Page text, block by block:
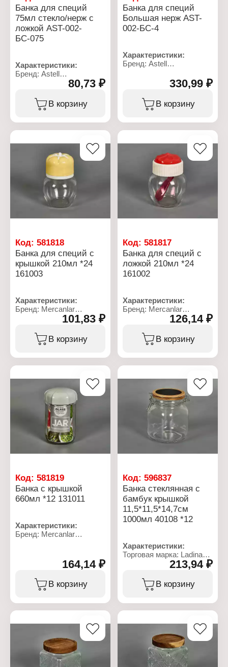
Банка для специй
75мл стекло/нерж с
ложкой AST-002-
БС-075
Характеристики:
Бренд: Astell
Артикул: AST-002-
Тип товара: Банка
Назначение: для специй
Материал: стекло,
нержавеющая сталь
Цвет крышки: хром
80,73 ₽
В корзину
Банка для специй
Большая нерж AST-
002-БС-4
Характеристики:
Бренд: Astell
Тип товара: Банка
Назначение: для специй
Конструкция: с винтовой
крышкой
Диаметр: 6,8 см
Высота: 9,5 см
Материал: нержавеющая
Диаметр отверстий
крышки: 3 мм
330,99 ₽
В корзину
Код: 581818
Банка для специй с
крышкой 210мл *24
161003
Характеристики:
Бренд: Mercanlar
Артикул: 103172
Тип товара: Банка
Назначение: для специй
Цвет: в ассортименте
Материал: пластик,
101,83 ₽
В корзину
Код:581817
Банка для специй с
ложкой 210мл *24
161002
Характеристики:
Бренд: Mercanlar
Артикул: 161002
Серия: "CUPCAKE"
Тип товара: Банка
Назначение: для специй
Цвет: в ассортименте
Материал: пластик,
126,14 ₽
В корзину
Код: 581819
Банка с крышкой
660мл *12 131011
Характеристики:
Бренд: Mercanlar
Тип товара: Банка
Высота: 14,5 см
Комплектация: с
крышкой
Цвет: в ассортименте
Материал: пластик,
164,14 ₽
В корзину
Код:596837
Банка стеклянная с
бамбук крышкой
11,5*11,5*14,7см
1000мл 40108 *12
Характеристики:
Торговая марка: Ladina
Артикул: 40108
Материал банки: стекло
Комплектация: с
см
Цвет: прозрачный
Вид крышки: с
металлическим замком
213,94 ₽
В корзину